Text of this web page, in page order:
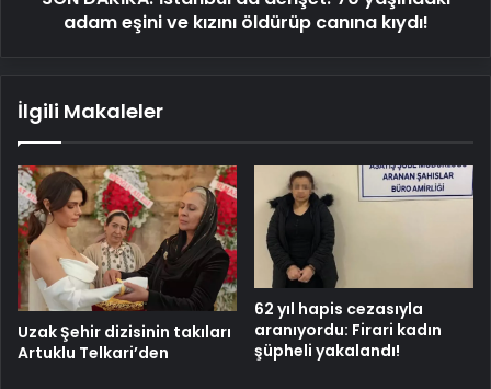
öldürüpadam eşini ve kızını öldürüp canına kıydı!
İlgili Makaleler
Uzak Şehir dizisinin takıları
Artuklu Telkari’den
62 yıl hapis cezasıyla
aranıyordu: Firari kadın
şüpheli yakalandı!